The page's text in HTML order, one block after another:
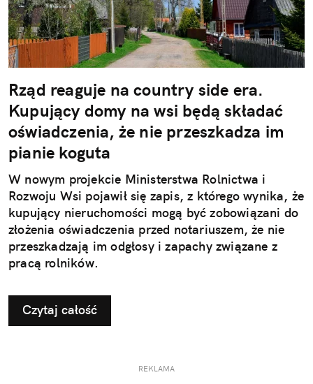
Rząd reaguje na country side era.
Kupujący domy na wsi będą składać
oświadczenia, że nie przeszkadza im
pianie koguta
W nowym projekcie Ministerstwa Rolnictwa i
Rozwoju Wsi pojawił się zapis, z którego wynika, że
kupujący nieruchomości mogą być zobowiązani do
złożenia oświadczenia przed notariuszem, że nie
przeszkadzają im odgłosy i zapachy związane z
pracą rolników.
Czytaj całość
REKLAMA